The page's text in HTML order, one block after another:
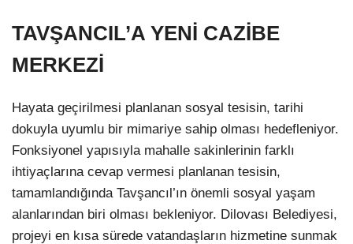
TAVŞANCIL’A YENİ CAZİBE
MERKEZİ
Hayata geçirilmesi planlanan sosyal tesisin, tarihi
dokuyla uyumlu bir mimariye sahip olması hedefleniyor.
Fonksiyonel yapısıyla mahalle sakinlerinin farklı
ihtiyaçlarına cevap vermesi planlanan tesisin,
tamamlandığında Tavşancıl’ın önemli sosyal yaşam
alanlarından biri olması bekleniyor. Dilovası Belediyesi,
projeyi en kısa sürede vatandaşların hizmetine sunmak